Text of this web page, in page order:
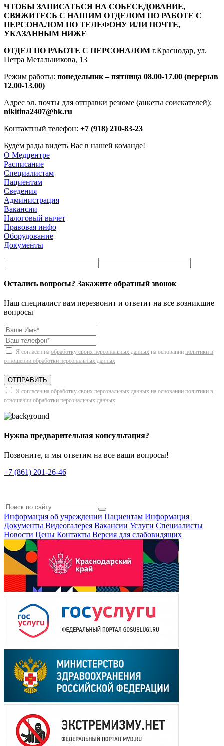
ЧТОБЫ ЗАПИСАТЬСЯ НА СОБЕСЕДОВАНИЕ,
СВЯЖИТЕСЬ С НАШИМ ОТДЕЛОМ ПО РАБОТЕ С
ПЕРСОНАЛОМ ПО ТЕЛЕФОНУ ИЛИ ПОЧТЕ,
УКАЗАННЫМ НИЖЕ
ОТДЕЛ ПО РАБОТЕ С ПЕРСОНАЛОМ г.Краснодар, ул.
Петра Метальникова, 13
Режим работы: понедельник – пятница 08.00-17.00 (перерыв
12.00-13.00)
Адрес эл. почты для отправки резюме (анкеты соискателей):
nikitina2407@bk.ru
Контактный телефон: +7 (918) 210-83-23
Будем рады видеть Вас в нашей команде!
О Медцентре
Расписание
Специалистам
Пациентам
Сведения
Администрация
Вакансии
Налоговый вычет
Правовая инфо
Оборудование
Документы
Остались вопросы? Закажите обратный звонок
Наш специалист вам перезвонит и ответит на все возникшие
вопросы
Я согласен на обработку своих персональных данных на основании политики в
отношении обработки персональных данных
ОТПРАВИТЬ
Я согласен на обработку своих персональных данных на основании политики в
отношении обработки персональных данных
Нужна предварительная консультация?
Позвоните, и мы ответим на все ваши вопросы!
+7 (861) 201-26-46
Информация об учреждении Пациентам Информация
Документы Видеогалерея Вакансии Услуги Специалисты
Новости Цены Контакты Версия для слабовидящих